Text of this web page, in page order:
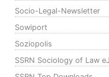
Socio-Legal-Newsletter
Sowiport
Soziopolis
SSRN Sociology of Law